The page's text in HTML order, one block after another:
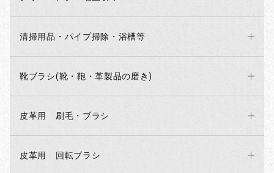
清掃用品・パイプ掃除・浴槽等
靴ブラシ(靴・鞄・革製品の磨き)
皮革用 刷毛・ブラシ
皮革用 回転ブラシ
お買い物を続ける